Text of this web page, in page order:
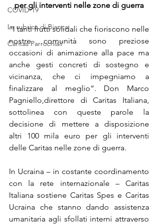
COVID-19
La rubrica di Bianca
Caritas Parrochiali
per gli interventi nelle zone di guerra
“I tanti frutti solidali che fioriscono nelle
nostre comunità sono preziose
occasioni di animazione alla pace ma
anche gesti concreti di sostegno e
vicinanza, che ci impegniamo a
finalizzare al meglio”. Don Marco
Pagniello,direttore di Caritas Italiana,
sottolinea con queste parole la
decisione di mettere a disposizione
altri 100 mila euro per gli interventi
delle Caritas nelle zone di guerra.
In Ucraina – in costante coordinamento
con la rete internazionale – Caritas
Italiana sostiene Caritas Spes e Caritas
Ucraina che stanno dando assistenza
umanitaria agli sfollati interni attraverso